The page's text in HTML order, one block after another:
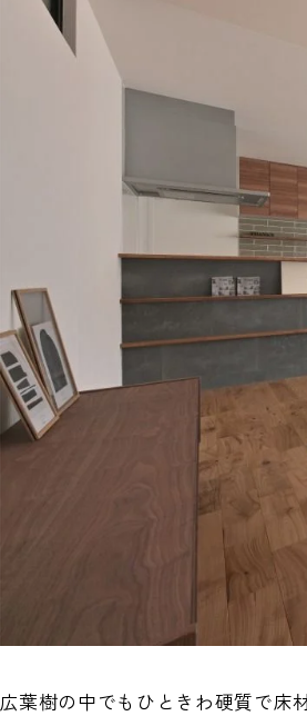
広葉樹の中でもひときわ硬質で床